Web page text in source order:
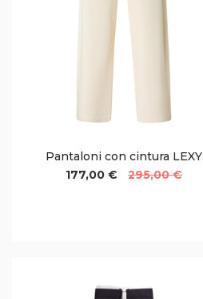
Pantaloni con cintura LEXY
177,00 €
295,00 €